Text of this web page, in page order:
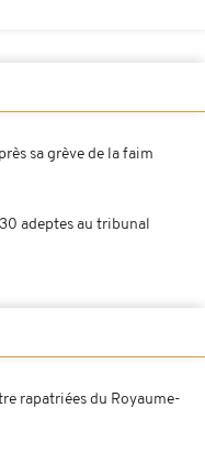
sa grève de la faim
adeptes au tribunal
rapatriées du Royaume-